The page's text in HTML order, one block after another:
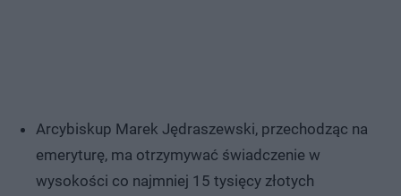
Arcybiskup Marek Jędraszewski, przechodząc na
emeryturę, ma otrzymywać świadczenie w
wysokości co najmniej 15 tysięcy złotych